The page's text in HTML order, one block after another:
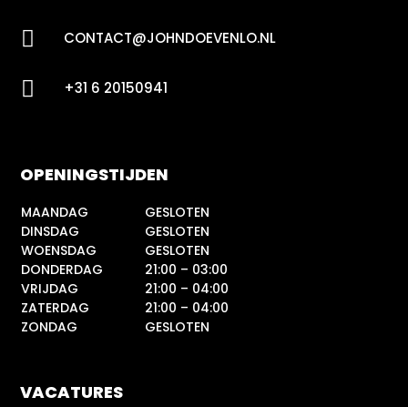
 CONTACT@JOHNDOEVENLO.NL
 +31 6 20150941
OPENINGSTIJDEN
MAANDAG
GESLOTEN
DINSDAG
GESLOTEN
WOENSDAG
GESLOTEN
DONDERDAG
21:00 – 03:00
VRIJDAG
21:00 – 04:00
ZATERDAG
21:00 – 04:00
ZONDAG
GESLOTEN
VACATURES